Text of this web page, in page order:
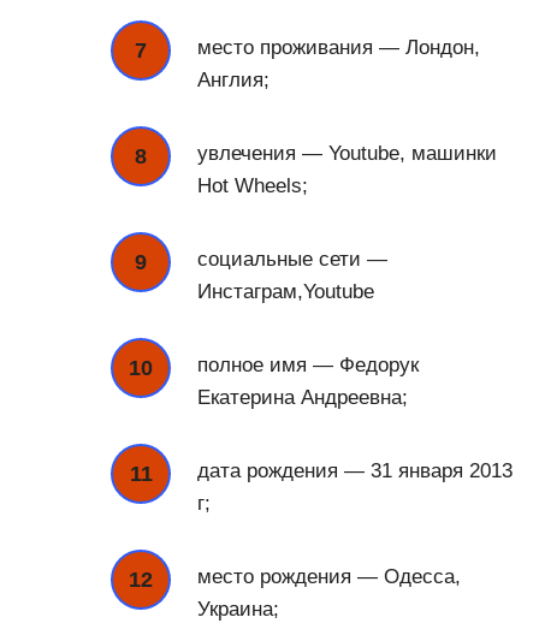
место проживания — Лондон,
Англия;
увлечения — Youtube, машинки
Hot Wheels;
социальные сети —
Инстаграм,Youtube
полное имя — Федорук
Екатерина Андреевна;
дата рождения — 31 января 2013
г;
место рождения — Одесса,
Украина;